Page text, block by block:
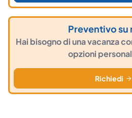
Preventivo su
Hai bisogno di una vacanza
opzioni
Richiedi